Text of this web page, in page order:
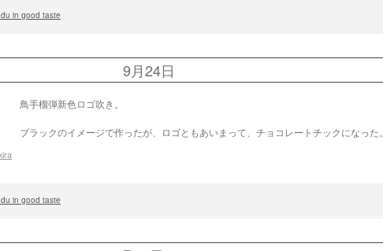
in good taste
9月24日
鳥手榴弾新色ロゴ吹き。
ブラックのイメージで作ったが、ロゴともあいまって、チョコレートチックになった。
in good taste